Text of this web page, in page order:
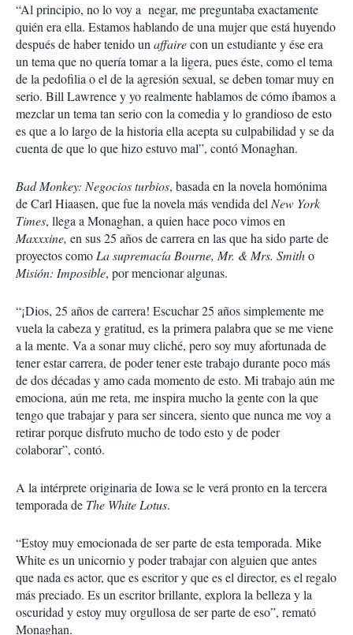
“Al principio, no lo voy a negar, me preguntaba exactamente
quién era ella. Estamos hablando de una mujer que está huyendo
después de haber tenido unaffairecon un estudiante y ése era
un tema que no quería tomar a la ligera, pues éste, como el tema
de la pedofilia o el de la agresión sexual, se deben tomar muy en
serio. Bill Lawrence y yo realmente hablamos de cómo íbamos a
mezclar un tema tan serio con la comedia y lo grandioso de esto
es que a lo largo de la historia ella acepta su culpabilidad y se da
cuenta de que lo que hizo estuvo mal”, contó Monaghan.
Bad Monkey: Negocios turbios, basada en la novela homónima
de Carl Hiaasen, que fue la novela más vendida delNew York
Times, llega a Monaghan, a quien hace poco vimos en
Maxxxine, en sus 25 años de carrera en las que ha sido parte de
proyectos comoLa supremacía Bourne, Mr. & Mrs. Smitho
Misión: Imposible, por mencionar algunas.
“¡Dios, 25 años de carrera! Escuchar 25 años simplemente me
vuela la cabeza y gratitud, es la primera palabra que se me viene
a la mente. Va a sonar muy cliché, pero soy muy afortunada de
tener estar carrera, de poder tener este trabajo durante poco más
de dos décadas y amo cada momento de esto. Mi trabajo aún me
emociona, aún me reta, me inspira mucho la gente con la que
tengo que trabajar y para ser sincera, siento que nunca me voy a
retirar porque disfruto mucho de todo esto y de poder
colaborar”, contó.
A la intérprete originaria de Iowa se le verá pronto en la tercera
temporada de The White Lotus.
“Estoy muy emocionada de ser parte de esta temporada. Mike
White es un unicornio y poder trabajar con alguien que antes
que nada es actor, que es escritor y que es el director, es el regalo
más preciado. Es un escritor brillante, explora la belleza y la
oscuridad y estoy muy orgullosa de ser parte de eso”, remató
Monaghan.